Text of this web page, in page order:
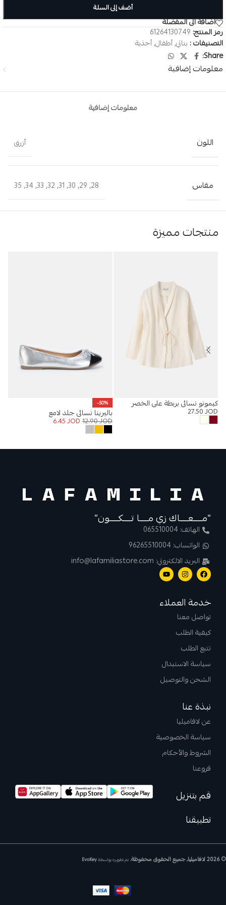
أضف إلى السلة
اضافة الى المفضلة
رمز المنتج: 61264130749
التصنيفات : بناتي,أطفال,أحذية
Share:
معلومات إضافية
معلومات إضافية
اللون أزرق
مقاس 28
,
29
,
30
,
31
,
32
,
33
,
34
,
35
منتجات مميزة
كيمونو نسائي بربطة على الخصر
27.50JOD
-50%
باليرينا نسائي جلد لامع
12.90JOD
6.45JOD
“مــــعــــاك زي مــــا تــــكــــون”
الهاتف: 065510004
الواتساب: 96265510004
البريد الالكتروني: info@lafamiliastore.com
خدمة العملاء
تواصل معنا
كيفية الطلب
تتبع الطلب
سياسة الاستبدال
الشحن والتوصيل
نبذة عنا
عن لافاميليا
سياسة الخصوصية
الشروط والأحكام
فروعنا
قم بتنزيل
تطبيقنا
© 2026 لافاميليا, جميع الحقوق محفوظة. تم تطويره بواسطةEvoKey